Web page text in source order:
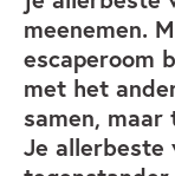
meenemen.
escaperoom
met het
samen, maar
Je allerbeste